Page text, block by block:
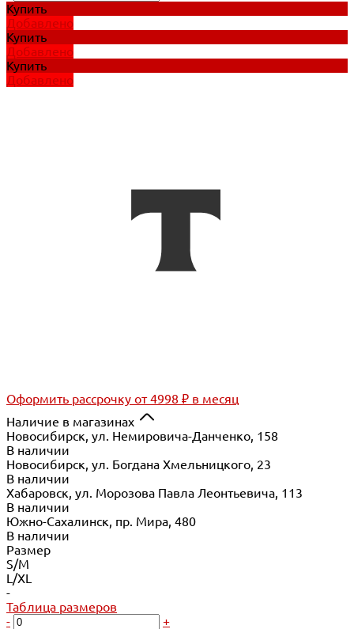
Купить
Добавлено
Купить
Добавлено
Купить
Добавлено
Оформить рассрочку от 4998 ₽ в месяц
Наличие в магазинах
Новосибирск, ул. Немировича-Данченко, 158
В наличии
Новосибирск, ул. Богдана Хмельницкого, 23
В наличии
Хабаровск, ул. Морозова Павла Леонтьевича, 113
В наличии
Южно-Сахалинск, пр. Мира, 480
В наличии
Размер
S/M
L/XL
-
Таблица размеров
-
+